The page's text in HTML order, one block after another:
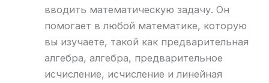
вводить математическую задачу. Он
помогает в любой математике, которую
вы изучаете, такой как предварительная
алгебра, алгебра, предварительное
исчисление, исчисление и линейная